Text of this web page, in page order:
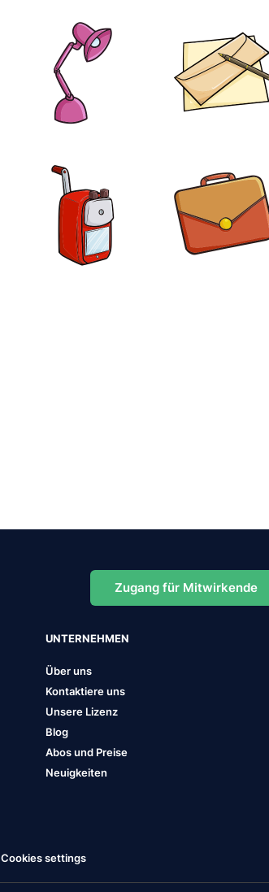
Zugang für Mitwirkende
UNTERNEHMEN
Über uns
Kontaktiere uns
Unsere Lizenz
Blog
Abos und Preise
Neuigkeiten
Cookies settings